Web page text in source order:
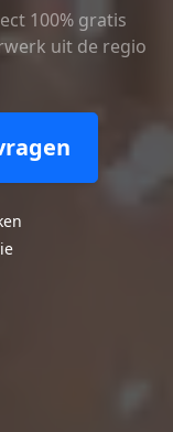
100% gratis
uit de regio